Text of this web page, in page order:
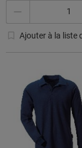
Ajouter à la liste